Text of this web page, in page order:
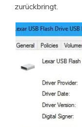
zurückbringt.